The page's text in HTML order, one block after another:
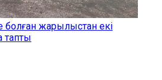
болған жарылыстан екі
тапты